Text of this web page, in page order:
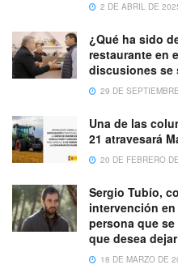
2 DE ABRIL DE
¿Qué ha sido
restaurante en
discusiones se
29 DE
Una de las
21 atravesará
20 DE FEBRERO
Sergio Tubío,
intervención
persona que
que desea
18 DE MARZO DE